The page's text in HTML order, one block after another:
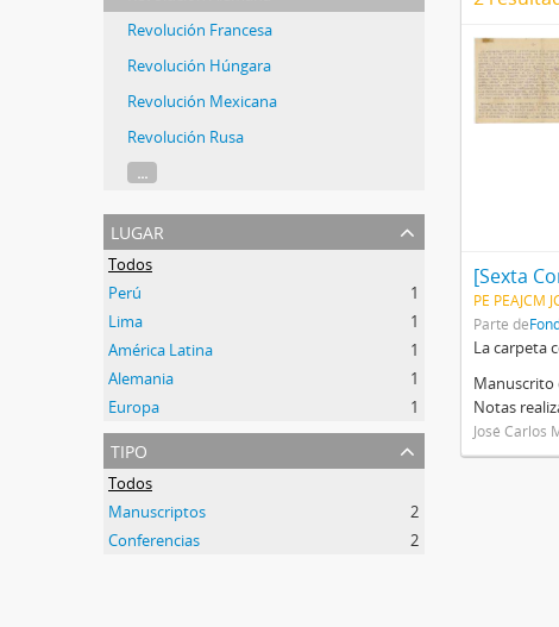
Revolución Francesa
Revolución Húngara
Revolución Mexicana
Revolución Rusa
...
lugar
Todos
Perú
1
Lima
1
América Latina
1
Alemania
1
Europa
1
tipo
Todos
Manuscriptos
2
Conferencias
2
[Sexta
PE PEAJCM
Parte de
La carpeta
Manuscrito
Notas
José Carlos